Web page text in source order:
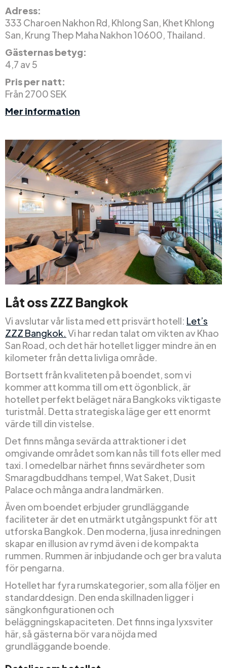
Adress:
333 Charoen Nakhon Rd, Khlong San, Khet Khlong
San, Krung Thep Maha Nakhon 10600, Thailand.
Gästernas betyg:
4,7 av 5
Pris per natt:
Från 2700 SEK
Mer information
Låt oss ZZZ Bangkok
Vi avslutar vår lista med ett prisvärt hotell: Let’s
ZZZ Bangkok. Vi har redan talat om vikten av Khao
San Road, och det här hotellet ligger mindre än en
kilometer från detta livliga område.
Bortsett från kvaliteten på boendet, som vi
kommer att komma till om ett ögonblick, är
hotellet perfekt beläget nära Bangkoks viktigaste
turistmål. Detta strategiska läge ger ett enormt
värde till din vistelse.
Det finns många sevärda attraktioner i det
omgivande området som kan nås till fots eller med
taxi. I omedelbar närhet finns sevärdheter som
Smaragdbuddhans tempel, Wat Saket, Dusit
Palace och många andra landmärken.
Även om boendet erbjuder grundläggande
faciliteter är det en utmärkt utgångspunkt för att
utforska Bangkok. Den moderna, ljusa inredningen
skapar en illusion av rymd även i de kompakta
rummen. Rummen är inbjudande och ger bra valuta
för pengarna.
Hotellet har fyra rumskategorier, som alla följer en
standarddesign. Den enda skillnaden ligger i
sängkonfigurationen och
beläggningskapaciteten. Det finns inga lyxsviter
här, så gästerna bör vara nöjda med
grundläggande boende.